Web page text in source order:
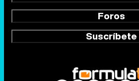
Foros
Suscríbete